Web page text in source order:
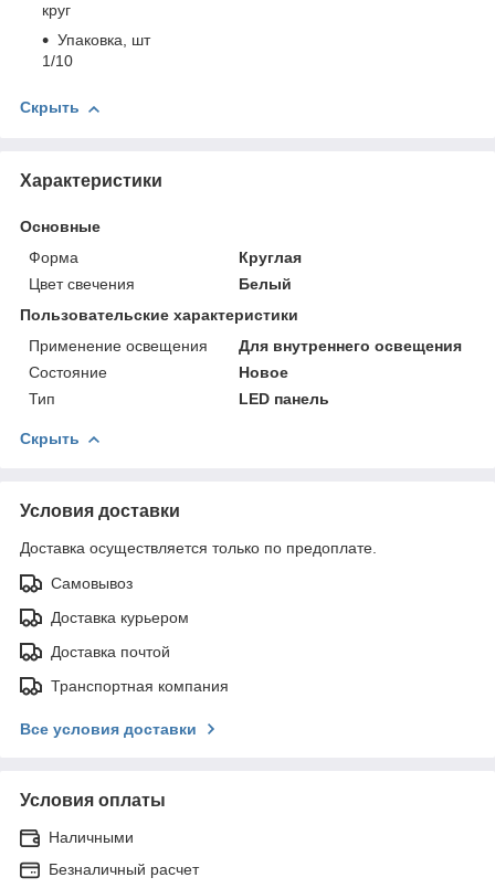
круг
Упаковка, шт
1/10
Скрыть
Характеристики
Основные
Форма
Круглая
Цвет свечения
Белый
Пользовательские характеристики
Применение освещения
Для внутреннего освещения
Состояние
Новое
Тип
LED панель
Скрыть
Условия доставки
Доставка осуществляется только по предоплате.
Самовывоз
Доставка курьером
Доставка почтой
Транспортная компания
Все условия доставки
Условия оплаты
Наличными
Безналичный расчет